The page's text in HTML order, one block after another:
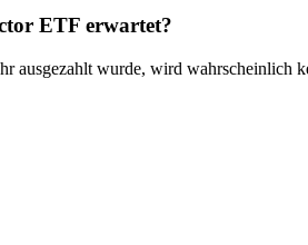
ETF erwartet?
ausgezahlt wurde, wird wahrscheinlich